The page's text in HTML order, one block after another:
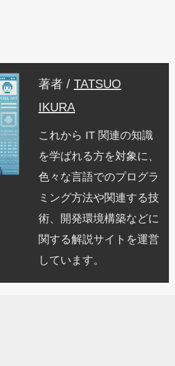
著者 / TATSUO
IKURA
これから IT 関連の知識
を学ばれる方を対象に、
色々な言語でのプログラ
ミング方法や関連する技
術、開発環境構築などに
関する解説サイトを運営
しています。